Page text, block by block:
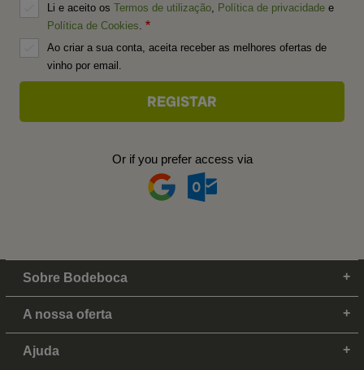
Li e aceito os Termos de utilização Política de privacidade e
Política de Cookies
Ao criar a sua conta, aceita receber as melhores ofertas de
vinho por email.
Or if you prefer access via
Sobre Bodeboca
A nossa oferta
Ajuda